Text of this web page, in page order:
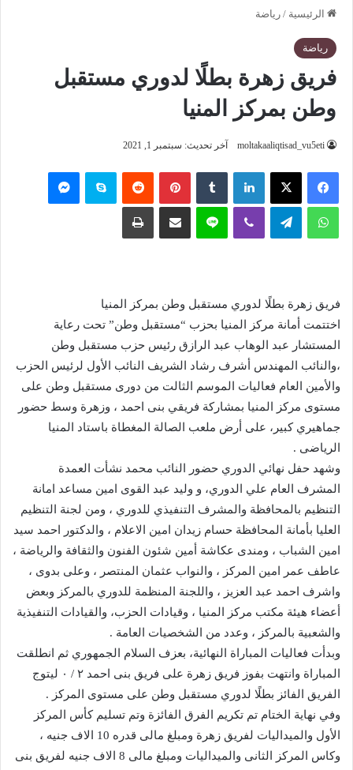
الرئيسية / رياضة
رياضة
فريق زهرة بطلًا لدوري مستقبل
وطن بمركز المنيا
moltakaaliqtisad_vu5eti آخر تحديث: سبتمبر 1, 2021
فيسبوك ‫X لينكدإن بينتيريست سكايب
واتساب تيلقرام لاين
فريق زهرة بطلًا لدوري مستقبل وطن بمركز المنيا
اختتمت أمانة مركز المنيا بحزب “مستقبل وطن” تحت رعاية
المستشار عبد الوهاب عبد الرازق رئيس حزب مستقبل وطن
،والنائب المهندس أشرف رشاد الشريف النائب الأول لرئيس الحزب
والأمين العام فعاليات الموسم الثالت من دورى مستقبل وطن على
مستوى مركز المنيا بمشاركة فريقي بنى احمد ، وزهرة وسط حضور
جماهيري كبير، على أرض ملعب الصالة المغطاة باستاد المنيا
الرياضى .
وشهد حفل نهائي الدوري حضور النائب محمد نشأت العمدة
المشرف العام علي الدوري، و وليد عبد القوى امين مساعد امانة
التنظيم بالمحافظة والمشرف التنفيذي للدوري ، ومن لجنة التنظيم
العليا بأمانة المحافظة حسام زيدان امين الاعلام ، والدكتور احمد سيد
امين الشباب ، ومندى عكاشة أمين شئون الفنون والثقافة والرياضة ،
عاطف عمر امين المركز ، والنواب عثمان المنتصر ، وعلى بدوى ،
واشرف احمد عبد العزيز ، واللجنة المنظمة للدوري بالمركز وبعض
أعضاء هيئة مكتب مركز المنيا ، وقيادات الحزب، والقيادات التنفيذية
والشعبية بالمركز ، وعدد من الشخصيات العامة .
وبدأت فعاليات المباراة النهائية، بعزف السلام الجمهوري ثم انطلقت
المباراة وانتهت بفوز فريق زهرة على فريق بنى احمد ٢ / ٠ ليتوج
الفريق الفائز بطلًا لدوري مستقبل وطن على مستوى المركز .
وفي نهاية الختام تم تكريم الفرق الفائزة وتم تسليم كأس المركز
الأول والميداليات لفريق زهرة ومبلغ مالى قدره 10 الاف جنيه ،
وكاس المركز الثانى والميداليات ومبلغ مالى 8 الاف جنيه لفريق بنى